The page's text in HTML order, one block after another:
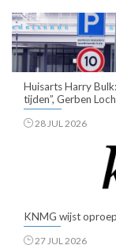
Huisarts Harry
tijden”, Gerben
28 JUL 2026
KNMG wijst
27 JUL 2026